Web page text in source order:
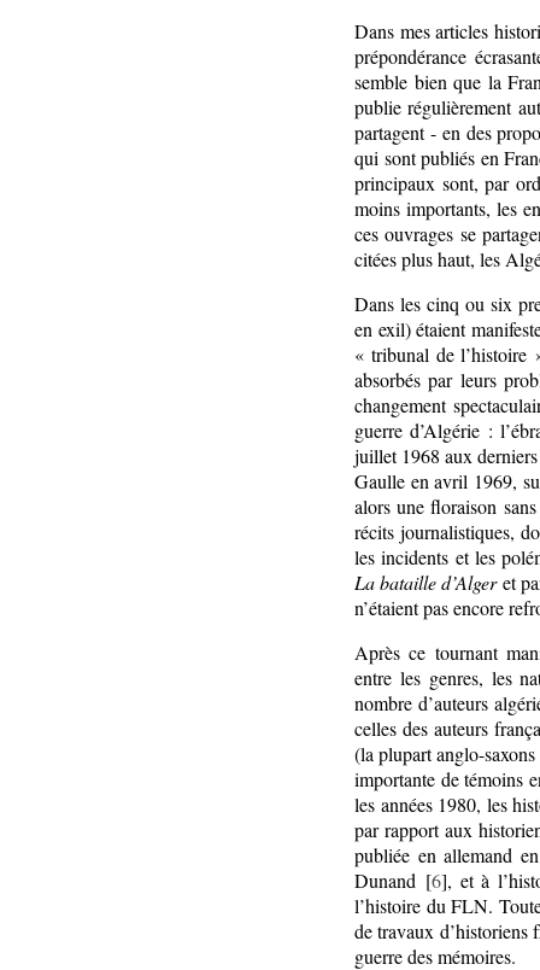
Dans mes articles
prépondérance
semble bien que la
publie régulièrement
partagent - en des
qui sont publiés en
principaux sont, par
moins importants, les
ces ouvrages se
citées plus haut, les
Dans les cinq ou six
en exil) étaient
« tribunal de l’histoire
absorbés par leurs
changement
guerre d’Algérie :
juillet 1968 aux
Gaulle en avril 1969,
alors une floraison
récits journalistiques,
les incidents et les
La bataille d’Algeret
n’étaient pas encore
Après ce tournant
entre les genres, les
nombre d’auteurs
celles des auteurs
(la plupart anglo-
importante de témoins
les années 1980, les
par rapport aux
publiée en allemand
Dunand [6], et à
l’histoire du FLN.
de travaux d’historiens
guerre des mémoires.